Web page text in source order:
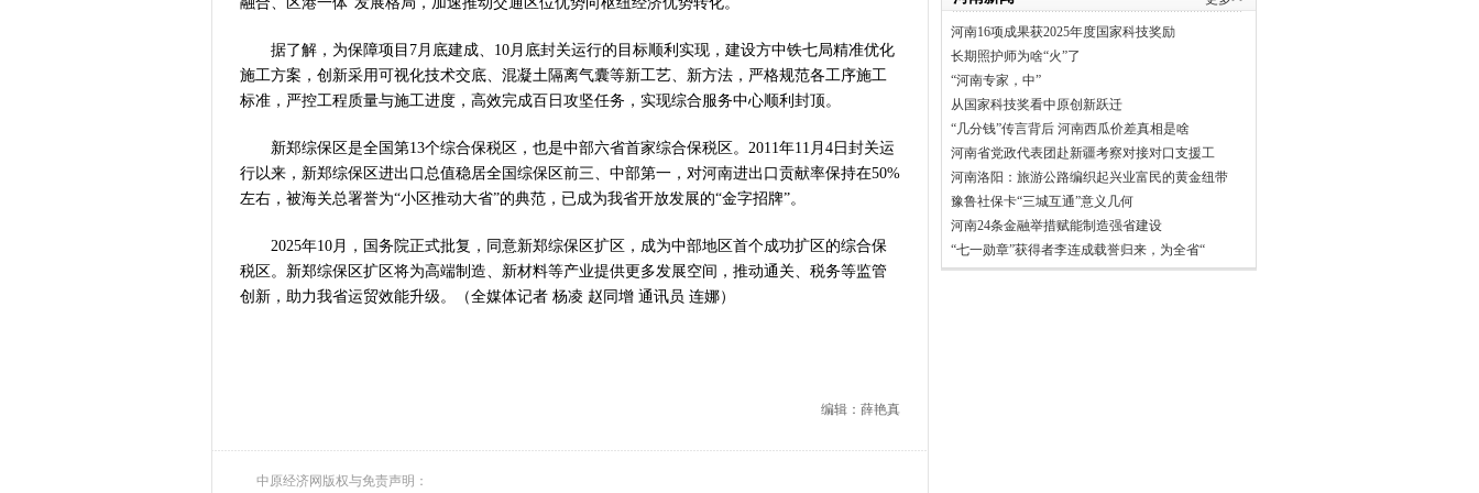
工业遗存上“长”出文化IP群
河南可再生能源装机突破1亿千瓦 占比近六成
三个“没想到”刷新港区速度
河南省政协十三届常委会第二十次会议闭幕
2026年“文明实践进基层”主题活动在郏县举
省政协十三届常委会第二十次会议开幕
“七一勋章”获得者丨“炼油专家”陈俊武：科
据了解，为保障项目7月底建成、10月底封关运行的目标顺利实现，建设方中铁七局精准优化
施工方案，创新采用可视化技术交底、混凝土隔离气囊等新工艺、新方法，严格规范各工序施工
标准，严控工程质量与施工进度，高效完成百日攻坚任务，实现综合服务中心顺利封顶。
新郑综保区是全国第13个综合保税区，也是中部六省首家综合保税区。2011年11月4日封关运
行以来，新郑综保区进出口总值稳居全国综保区前三、中部第一，对河南进出口贡献率保持在50%
左右，被海关总署誉为“小区推动大省”的典范，已成为我省开放发展的“金字招牌”。
2025年10月，国务院正式批复，同意新郑综保区扩区，成为中部地区首个成功扩区的综合保
税区。新郑综保区扩区将为高端制造、新材料等产业提供更多发展空间，推动通关、税务等监管
创新，助力我省运贸效能升级。（全媒体记者 杨凌 赵同增 通讯员 连娜）
编辑：薛艳真
中原经济网版权与免责声明：
河南16项成果获2025年度国家科技奖励
长期照护师为啥“火”了
“河南专家，中”
从国家科技奖看中原创新跃迁
“几分钱”传言背后 河南西瓜价差真相是啥
河南省党政代表团赴新疆考察对接对口支援工
河南洛阳：旅游公路编织起兴业富民的黄金纽带
豫鲁社保卡“三城互通”意义几何
河南24条金融举措赋能制造强省建设
“七一勋章”获得者李连成载誉归来，为全省“